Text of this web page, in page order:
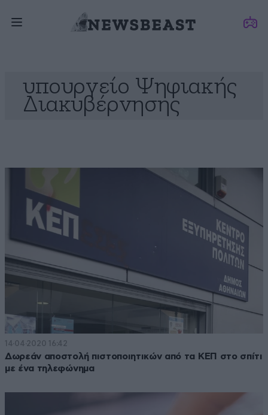
υπουργείο Ψηφιακής
Διακυβέρνησης
14·04·2020 16:42
Δωρεάν αποστολή πιστοποιητικών από τα ΚΕΠ στο σπίτι
με ένα τηλεφώνημα